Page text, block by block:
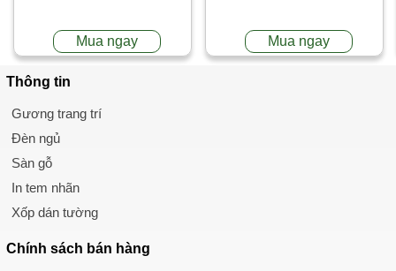
Mua ngay Mua ngay
Thông tin
Gương trang trí
Đèn ngủ
Sàn gỗ
In tem nhãn
Xốp dán tường
Chính sách bán hàng